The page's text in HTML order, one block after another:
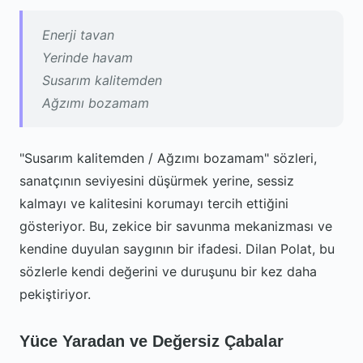
Enerji tavan
Yerinde havam
Susarım kalitemden
Ağzımı bozamam
"Susarım kalitemden / Ağzımı bozamam" sözleri,
sanatçının seviyesini düşürmek yerine, sessiz
kalmayı ve kalitesini korumayı tercih ettiğini
gösteriyor. Bu, zekice bir savunma mekanizması ve
kendine duyulan saygının bir ifadesi. Dilan Polat, bu
sözlerle kendi değerini ve duruşunu bir kez daha
pekiştiriyor.
Yüce Yaradan ve Değersiz Çabalar